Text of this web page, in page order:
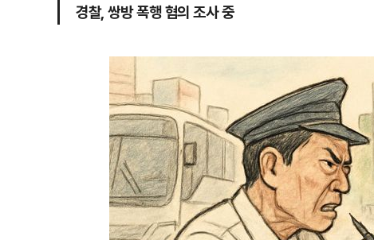
경찰, 쌍방 폭행 혐의 조사 중